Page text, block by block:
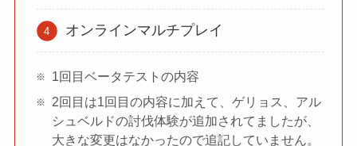
オンラインマルチプレイ
1回目ベータテストの内容
2回目は1回目の内容に加えて、ゲリョス、アル
シュベルドの討伐体験が追加されてましたが、
大きな変更はなかったので追記していません。